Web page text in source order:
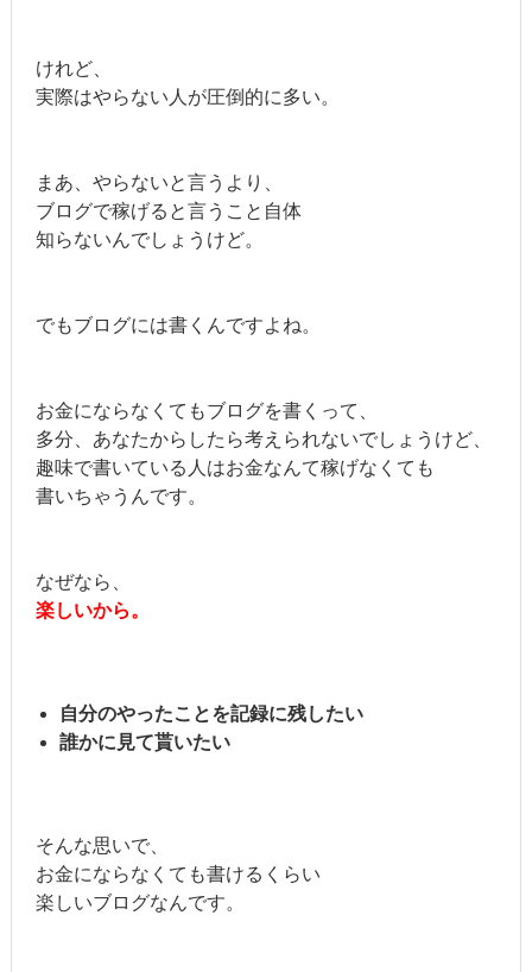
けれど、
実際はやらない人が圧倒的に多い。
まあ、やらないと言うより、
ブログで稼げると言うこと自体
知らないんでしょうけど。
でもブログには書くんですよね。
お金にならなくてもブログを書くって、
多分、あなたからしたら考えられないでしょうけど、
趣味で書いている人はお金なんて稼げなくても
書いちゃうんです。
なぜなら、
楽しいから。
自分のやったことを記録に残したい
誰かに見て貰いたい
そんな思いで、
お金にならなくても書けるくらい
楽しいブログなんです。